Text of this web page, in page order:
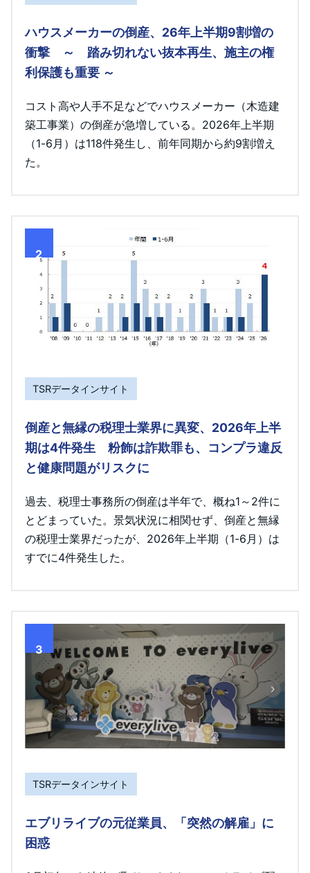
ハウスメーカーの倒産、26年上半期9割増の
衝撃 ～ 踏み切れない抜本再生、施主の権
利保護も重要 ～
コスト高や人手不足などでハウスメーカー（木造建
築工事業）の倒産が急増している。2026年上半期
（1-6月）は118件発生し、前年同期から約9割増え
た。
2
TSRデータインサイト
倒産と無縁の税理士業界に異変、2026年上半
期は4件発生 粉飾は詐欺罪も、コンプラ違反
と健康問題がリスクに
過去、税理士事務所の倒産は半年で、概ね1～2件に
とどまっていた。景気状況に相関せず、倒産と無縁
の税理士業界だったが、2026年上半期（1-6月）は
すでに4件発生した。
3
TSRデータインサイト
エブリライブの元従業員、「突然の解雇」に
困惑